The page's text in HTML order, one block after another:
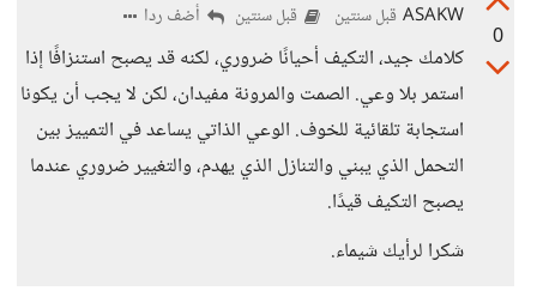
0
ASAKW قبل سنتين قبل سنتين أضف ردا
كلامك جيد، التكيف أحيانًا ضروري، لكنه قد يصبح استنزافًا إذا
استمر بلا وعي. الصمت والمرونة مفيدان، لكن لا يجب أن يكونا
استجابة تلقائية للخوف. الوعي الذاتي يساعد في التمييز بين
التحمل الذي يبني والتنازل الذي يهدم، والتغيير ضروري عندما
يصبح التكيف قيدًا.
شكرا لرأيك شيماء.